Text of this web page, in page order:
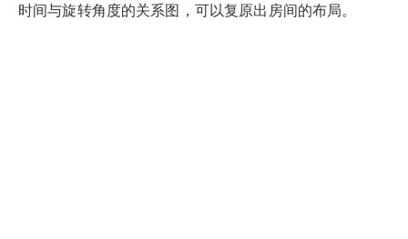
时间与旋转角度的关系图，可以复原出房间的布局。